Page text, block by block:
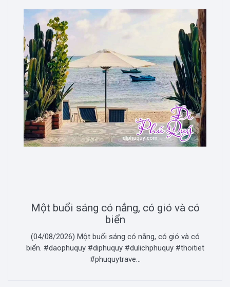
Một buổi sáng có nắng, có gió và có
biển
(04/08/2026) Một buổi sáng có nắng, có gió và có
biển. #daophuquy #diphuquy #dulichphuquy #thoitiet
#phuquytrave...